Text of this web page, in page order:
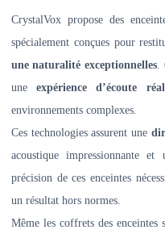
CrystalVox propose des
spécialement conçues pour
une naturalité exceptionnelles.
une expérience d’écoute
environnements complexes.
Ces technologies assurent une
acoustique impressionnante
précision de ces enceintes
un résultat hors normes.
Même les coffrets des enceintes